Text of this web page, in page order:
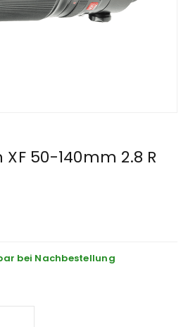
50-140mm 2.8 R
bei Nachbestellung